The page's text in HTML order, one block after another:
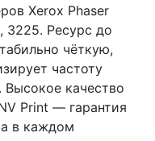
Xerox Phaser
3225. Ресурс до
чёткую,
частоту
качество
Print — гарантия
в каждом